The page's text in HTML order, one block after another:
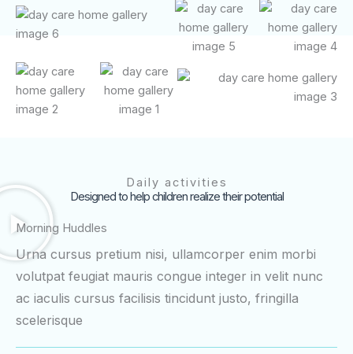
Daily activities
Designed to help children realize their potential
Morning Huddles
Urna cursus pretium nisi, ullamcorper enim morbi
volutpat feugiat mauris congue integer in velit nunc
ac iaculis cursus facilisis tincidunt justo, fringilla
scelerisque